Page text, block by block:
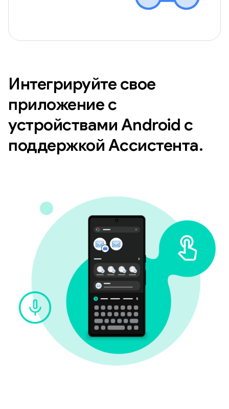
Интегрируйте свое
приложение с
устройствами Android с
поддержкой Ассистента.